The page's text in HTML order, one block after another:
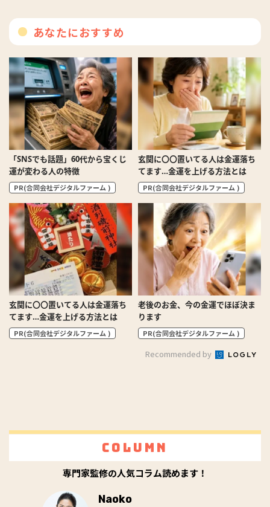
あなたにおすすめ
「SNSでも話題」60代から宝くじ
運が変わる人の特徴
PR(合同会社デジタルファーム )
玄関に〇〇置いてる人は金運落ち
てます…金運を上げる方法とは
PR(合同会社デジタルファーム )
玄関に〇〇置いてる人は金運落ち
てます…金運を上げる方法とは
PR(合同会社デジタルファーム )
老後のお金、今の金運でほぼ決ま
ります
PR(合同会社デジタルファーム )
Recommended by
Column
専門家監修の人気コラム読めます！
Naoko